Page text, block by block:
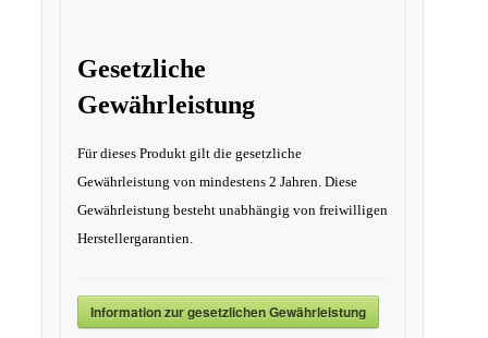
Gesetzliche
Gewährleistung
Für dieses Produkt gilt die gesetzliche
Gewährleistung von mindestens 2 Jahren. Diese
Gewährleistung besteht unabhängig von freiwilligen
Herstellergarantien.
Information zur gesetzlichen Gewährleistung